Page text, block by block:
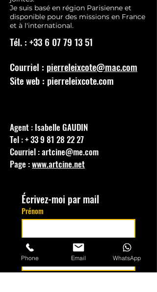
Je suis basé en région Parisienne et
disponible pour des missions en France
et à l'international.
Tél. : +33 6 07 79 13 51
Courriel : pierreleixcote@mac.com
Site web : pierreleixcote.com
Agent : Isabelle GAUDIN
Tel : +33 9 81 28 22 27
Courriel :artcine@me.com
Page :www.artcine.net
Écrivez-moi par mail
Prénom
Nom de famille
E-mail*
Phone Email WhatsApp